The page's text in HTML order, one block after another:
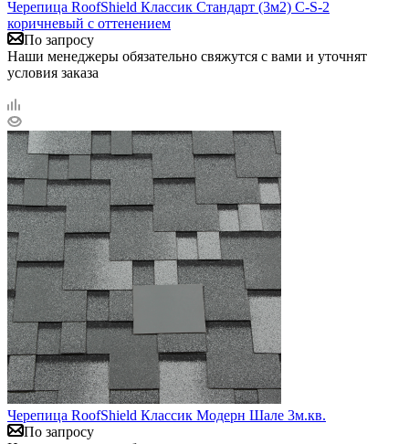
Черепица RoofShield Классик Стандарт (3м2) С-S-2
коричневый с оттенением
По запросу
Наши менеджеры обязательно свяжутся с вами и уточнят
условия заказа
Черепица RoofShield Классик Модерн Шале 3м.кв.
По запросу